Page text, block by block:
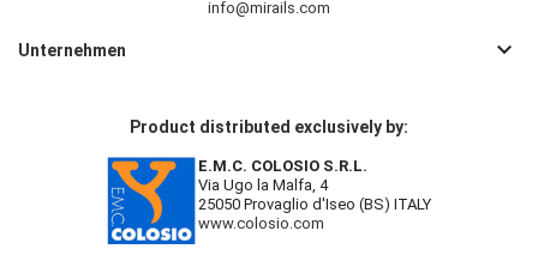
info@mirails.com
Unternehmen keyboard_arrow_down
Product distributed exclusively by:
E.M.C. COLOSIO S.R.L.
Via Ugo la Malfa, 4
25050 Provaglio d'Iseo (BS) ITALY
www.colosio.com